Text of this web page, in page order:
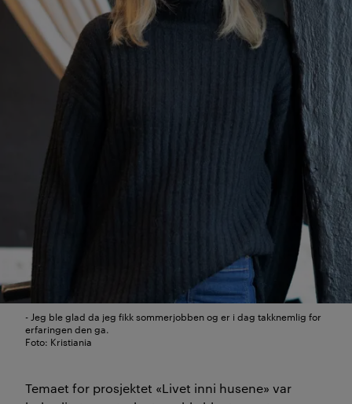
- Jeg ble glad da jeg fikk sommerjobben og er i dag takknemlig for
erfaringen den ga.
Foto: Kristiania
Temaet for prosjektet «Livet inni husene» var